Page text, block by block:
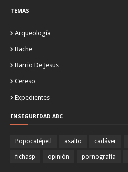
TEMAS
Arqueología
Bache
Barrio De Jesus
Cereso
Expedientes
INSEGURIDAD ABC
Popocatépetl asalto cadáver
fichasp opinión pornografía